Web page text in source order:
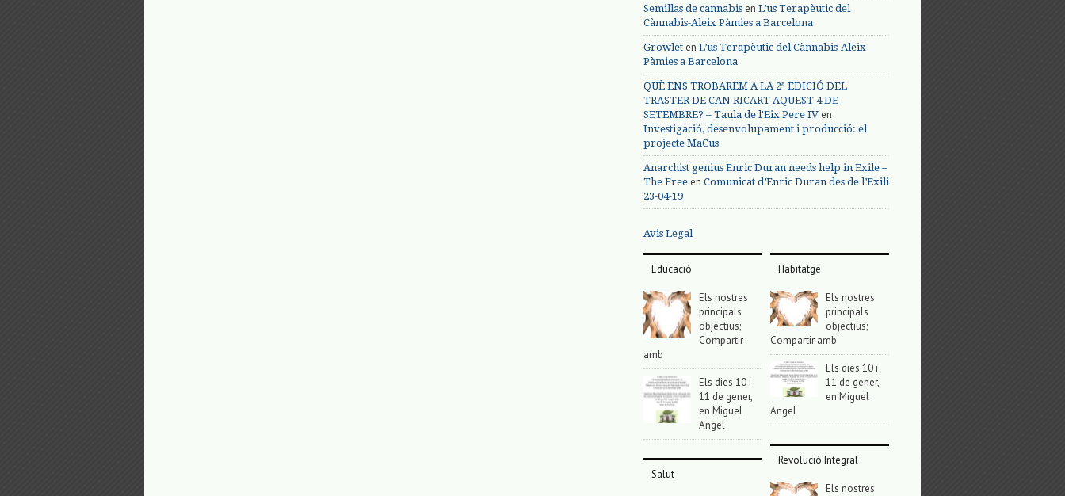
Semillas de cannabis en L’us Terapèutic del
Cànnabis-Aleix Pàmies a Barcelona
Growlet en L’us Terapèutic del Cànnabis-Aleix
Pàmies a Barcelona
QUÈ ENS TROBAREM A LA 2ª EDICIÓ DEL
TRASTER DE CAN RICART AQUEST 4 DE
SETEMBRE? – Taula de l'Eix Pere IV en
Investigació, desenvolupament i producció: el
projecte MaCus
Anarchist genius Enric Duran needs help in Exile –
The Free en Comunicat d’Enric Duran des de l’Exili
23-04-19
Avis Legal
Educació
Els nostres
principals
objectius;
Compartir
amb
Els dies 10 i
11 de gener,
en Miguel
Angel
Salut
Habitatge
Els nostres
principals
objectius;
Compartir amb
Els dies 10 i
11 de gener,
en Miguel
Angel
Revolució Integral
Els nostres